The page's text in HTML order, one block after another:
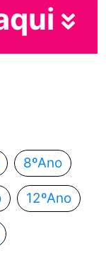
8ºAno
12ºAno